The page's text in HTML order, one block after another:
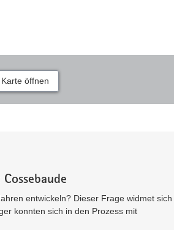
Karte öffnen
entwickeln? Dieser Frage widmet sich
konnten sich in den Prozess mit